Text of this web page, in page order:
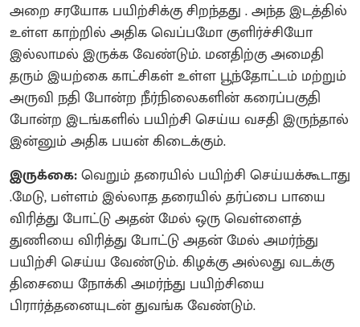
அறை சரயோக பயிற்சிக்கு சிறந்தது . அந்த இடத்தில்
உள்ள காற்றில் அதிக வெப்பமோ குளிர்ச்சியோ
இல்லாமல் இருக்க வேண்டும். மனதிற்கு அமைதி
தரும் இயற்கை காட்சிகள் உள்ள பூந்தோட்டம் மற்றும்
அருவி நதி போன்ற நீர்நிலைகளின் கரைப்பகுதி
போன்ற இடங்களில் பயிற்சி செய்ய வசதி இருந்தால்
இன்னும் அதிக பயன் கிடைக்கும்.
இருக்கை:வெறும் தரையில் பயிற்சி செய்யக்கூடாது
.மேடு, பள்ளம் இல்லாத தரையில் தர்ப்பை பாயை
விரித்து போட்டு அதன் மேல் ஒரு வெள்ளைத்
துணியை விரித்து போட்டு அதன் மேல் அமர்ந்து
பயிற்சி செய்ய வேண்டும். கிழக்கு அல்லது வடக்கு
திசையை நோக்கி அமர்ந்து பயிற்சியை
பிரார்த்தனையுடன் துவங்க வேண்டும்.